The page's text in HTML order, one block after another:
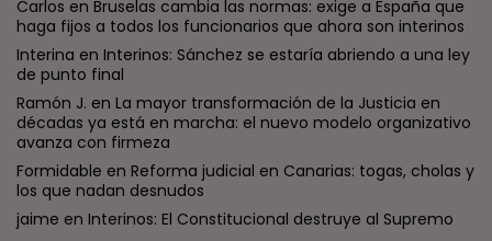
Carlos en Bruselas cambia las normas: exige a España que
haga fijos a todos los funcionarios que ahora son interinos
Interina en Interinos: Sánchez se estaría abriendo a una ley
de punto final
Ramón J. en La mayor transformación de la Justicia en
décadas ya está en marcha: el nuevo modelo organizativo
avanza con firmeza
Formidable en Reforma judicial en Canarias: togas, cholas y
los que nadan desnudos
jaime en Interinos: El Constitucional destruye al Supremo